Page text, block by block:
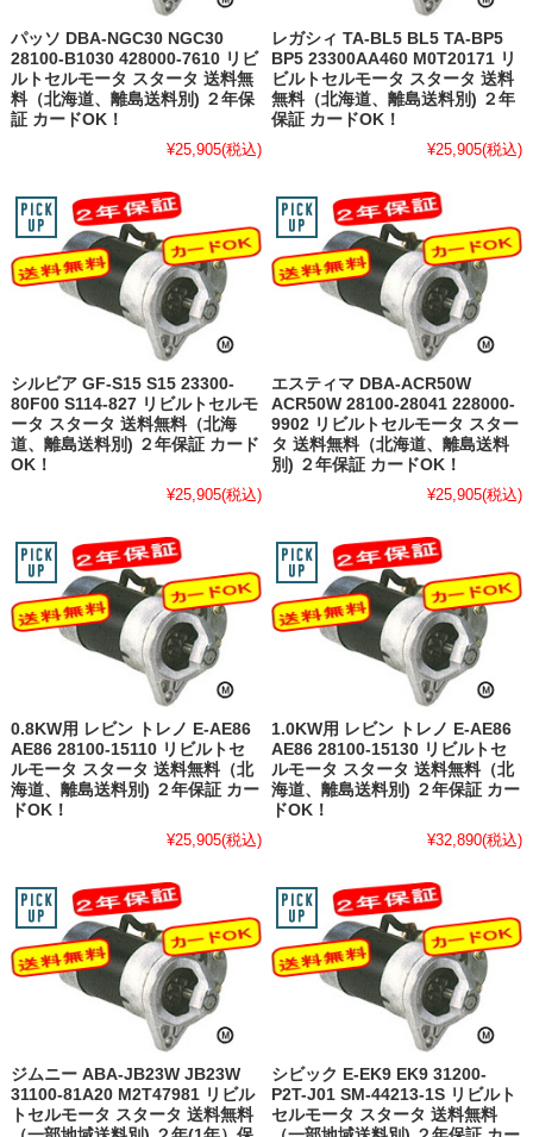
パッソ DBA-NGC30 NGC30
28100-B1030 428000-7610 リビ
ルトセルモータ スタータ 送料無
料（北海道、離島送料別) ２年保
証 カードOK！
¥25,905(税込)
レガシィ TA-BL5 BL5 TA-BP5
BP5 23300AA460 M0T20171 リ
ビルトセルモータ スタータ 送料
無料（北海道、離島送料別) ２年
保証 カードOK！
¥25,905(税込)
シルビア GF-S15 S15 23300-
80F00 S114-827 リビルトセルモ
ータ スタータ 送料無料（北海
道、離島送料別) ２年保証 カード
OK！
¥25,905(税込)
エスティマ DBA-ACR50W
ACR50W 28100-28041 228000-
9902 リビルトセルモータ スター
タ 送料無料（北海道、離島送料
別) ２年保証 カードOK！
¥25,905(税込)
0.8KW用 レビン トレノ E-AE86
AE86 28100-15110 リビルトセ
ルモータ スタータ 送料無料（北
海道、離島送料別) ２年保証 カー
ドOK！
¥25,905(税込)
1.0KW用 レビン トレノ E-AE86
AE86 28100-15130 リビルトセ
ルモータ スタータ 送料無料（北
海道、離島送料別) ２年保証 カー
ドOK！
¥32,890(税込)
ジムニー ABA-JB23W JB23W
31100-81A20 M2T47981 リビル
トセルモータ スタータ 送料無料
シビック E-EK9 EK9 31200-
P2T-J01 SM-44213-1S リビルト
セルモータ スタータ 送料無料